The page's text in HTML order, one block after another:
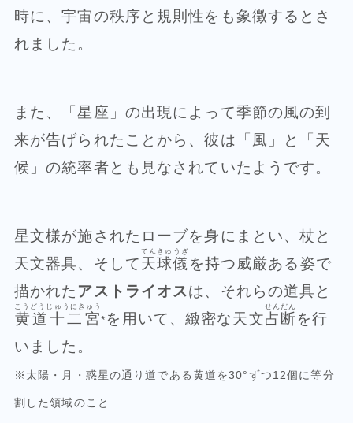
時に、宇宙の秩序と規則性をも象徴するとさ
れました。
また、「星座」の出現によって季節の風の到
来が告げられたことから、彼は「風」と「天
候」の統率者とも見なされていたようです。
星文様が施されたローブを身にまとい、杖と
天文器具、そして天球儀
てんきゅうぎ
を持つ威厳ある姿で
描かれた アストライオスは、それらの道具と
黄道十二宮
こうどうじゅうにきゅう
*を用いて、緻密な天文占断
せんだん
を行
いました。
※太陽・月・惑星の通り道である黄道を30°ずつ12個に等分
割した領域のこと